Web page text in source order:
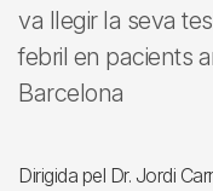
va llegir la seva
febril en pacients
Barcelona
Dirigida pel Dr. Jordi